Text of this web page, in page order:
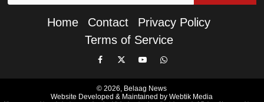
for:
Home
Contact
Privacy Policy
Terms of Service
Like
Facebook
Follow
On
Subscribe
YouTube
Join
WhatsApp
© 2026, Belaag News
Website Developed & Maintained by Webtik Media